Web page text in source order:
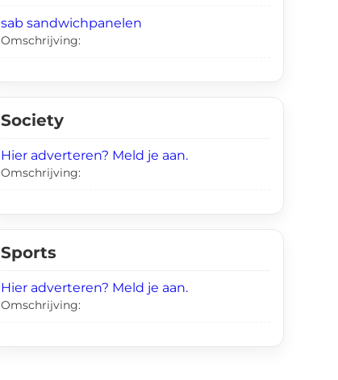
sab sandwichpanelen
Omschrijving:
Society
Hier adverteren? Meld je aan.
Omschrijving:
Sports
Hier adverteren? Meld je aan.
Omschrijving: